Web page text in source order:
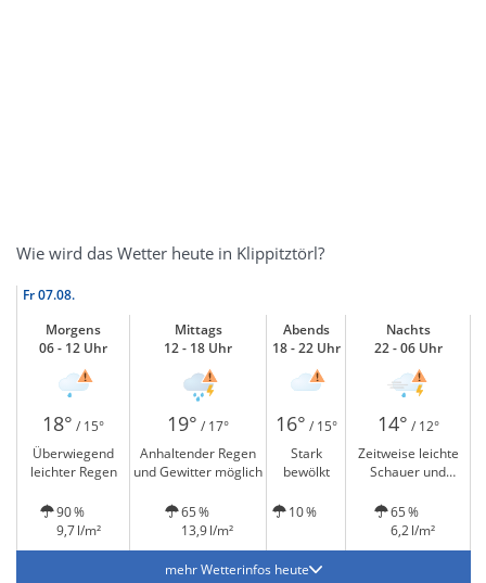
Wie wird das Wetter heute in Klippitztörl?
Fr07.08.
Morgens
06 - 12 Uhr
Mittags
12 - 18 Uhr
Abends
18 - 22 Uhr
Nachts
22 - 06 Uhr
18° / 15° 19° / 17° 16° / 15° 14° / 12°
Überwiegend
leichter Regen
Anhaltender Regen
und Gewitter möglich
Stark
bewölkt
Zeitweise leichte
Schauer und
90 %
9,7 l/m²
65 %
13,9 l/m²
10 %
65 %
6,2 l/m²
mehr Wetterinfos heute